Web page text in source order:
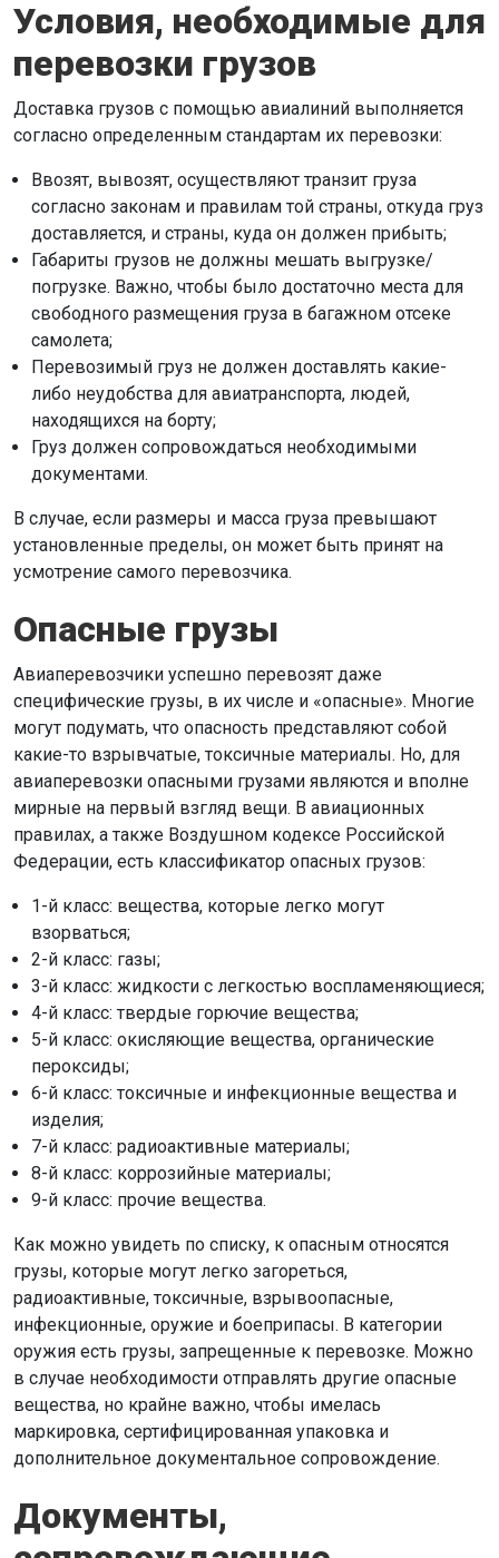
Условия, необходимые для
перевозки грузов
Доставка грузов с помощью авиалиний выполняется
согласно определенным стандартам их перевозки:
Ввозят, вывозят, осуществляют транзит груза
согласно законам и правилам той страны, откуда груз
доставляется, и страны, куда он должен прибыть;
Габариты грузов не должны мешать выгрузке/
погрузке. Важно, чтобы было достаточно места для
свободного размещения груза в багажном отсеке
самолета;
Перевозимый груз не должен доставлять какие-
либо неудобства для авиатранспорта, людей,
находящихся на борту;
Груз должен сопровождаться необходимыми
документами.
В случае, если размеры и масса груза превышают
установленные пределы, он может быть принят на
усмотрение самого перевозчика.
Опасные грузы
Авиаперевозчики успешно перевозят даже
специфические грузы, в их числе и «опасные». Многие
могут подумать, что опасность представляют собой
какие-то взрывчатые, токсичные материалы. Но, для
авиаперевозки опасными грузами являются и вполне
мирные на первый взгляд вещи. В авиационных
правилах, а также Воздушном кодексе Российской
Федерации, есть классификатор опасных грузов:
1-й класс: вещества, которые легко могут
взорваться;
2-й класс: газы;
3-й класс: жидкости с легкостью воспламеняющиеся;
4-й класс: твердые горючие вещества;
5-й класс: окисляющие вещества, органические
пероксиды;
6-й класс: токсичные и инфекционные вещества и
изделия;
7-й класс: радиоактивные материалы;
8-й класс: коррозийные материалы;
9-й класс: прочие вещества.
Как можно увидеть по списку, к опасным относятся
грузы, которые могут легко загореться,
радиоактивные, токсичные, взрывоопасные,
инфекционные, оружие и боеприпасы. В категории
оружия есть грузы, запрещенные к перевозке. Можно
в случае необходимости отправлять другие опасные
вещества, но крайне важно, чтобы имелась
маркировка, сертифицированная упаковка и
дополнительное документальное сопровождение.
Документы,